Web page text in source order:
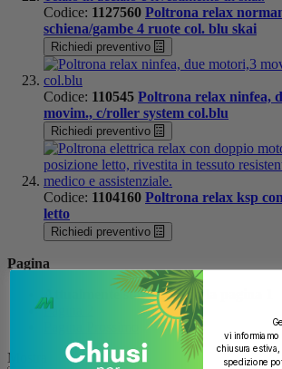
Codice: 1127560 Poltrona relax
schiena/gambe 4 ruote col. blu skai
Richiedi preventivo
Codice: 110545 Poltrona relax ninfea,
movim., c/roller system col.blu
Richiedi preventivo
Codice: 1104160 Poltrona relax ksp
letto
Richiedi preventivo
Pagina
Attualmente stai leggendo la pagina
Pagina
Mostra
vi informiamo
chiusura
spedizione